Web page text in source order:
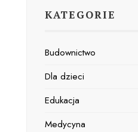
KATEGORIE
Budownictwo
Dla dzieci
Edukacja
Medycyna